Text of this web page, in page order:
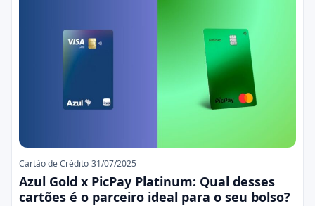
Cartão de Crédito 31/07/2025
Azul Gold x PicPay Platinum: Qual desses
cartões é o parceiro ideal para o seu bolso?